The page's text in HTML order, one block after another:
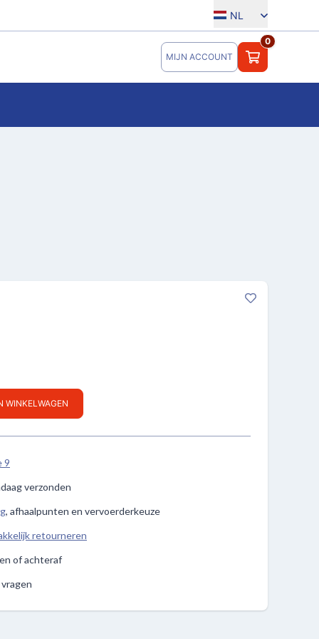
NL
MIJN ACCOUNT
0
WINKELWAGEN
9
verzonden
, afhaalpunten en vervoerderkeuze
retourneren
of achteraf